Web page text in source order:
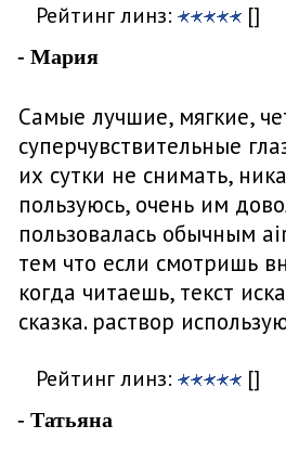
Рейтинг линз: []
- Мария
Самые лучшие, мягкие,
суперчувствительные
их сутки не снимать,
пользуюсь, очень им
пользовалась обычным
тем что если смотришь
когда читаешь, текст
сказка. раствор
Рейтинг линз: []
- Татьяна